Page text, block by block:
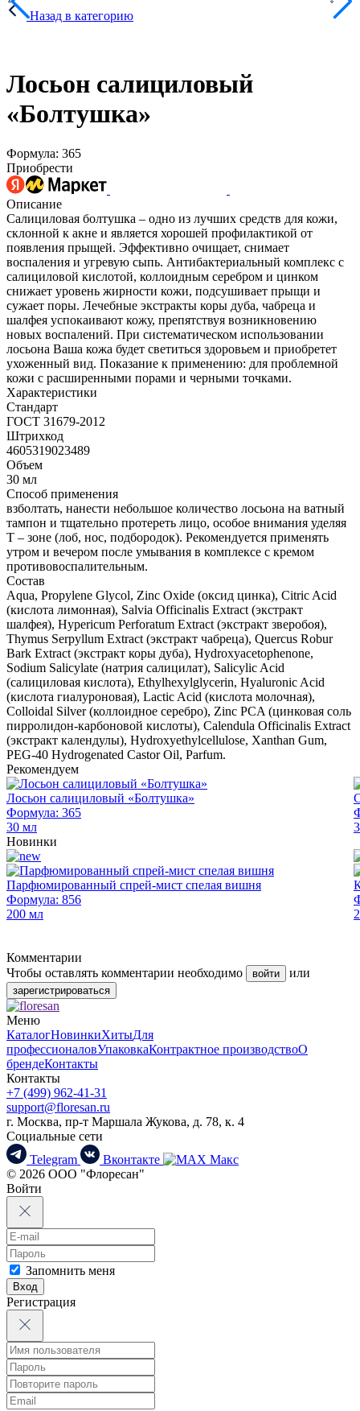
Назад в категорию
Лосьон салициловый
«Болтушка»
Формула: 365
Приобрести
Описание
Салициловая болтушка – одно из лучших средств для кожи,
склонной к акне и является хорошей профилактикой от
появления прыщей. Эффективно очищает, снимает
воспаления и угревую сыпь. Антибактериальный комплекс с
салициловой кислотой, коллоидным серебром и цинком
снижает уровень жирности кожи, подсушивает прыщи и
сужает поры. Лечебные экстракты коры дуба, чабреца и
шалфея успокаивают кожу, препятствуя возникновению
новых воспалений. При систематическом использовании
лосьона Ваша кожа будет светиться здоровьем и приобретет
ухоженный вид. Показание к применению: для проблемной
кожи с расширенными порами и черными точками.
Характеристики
Стандарт
ГОСТ 31679-2012
Штрихкод
4605319023489
Объем
30 мл
Способ применения
взболтать, нанести небольшое количество лосьона на ватный
тампон и тщательно протереть лицо, особое внимания уделяя
Т – зоне (лоб, нос, подбородок). Рекомендуется применять
утром и вечером после умывания в комплексе с кремом
противовоспалительным.
Состав
Aqua, Propylene Glycol, Zinc Oxide (оксид цинка), Citric Acid
(кислота лимонная), Salvia Officinalis Extract (экстракт
шалфея), Hypericum Perforatum Extract (экстракт зверобоя),
Thymus Serpyllum Extract (экстракт чабреца), Quercus Robur
Bark Extract (экстракт коры дуба), Hydroxyacetophenone,
Sodium Salicylate (натрия салицилат), Salicylic Acid
(салициловая кислота), Ethylhexylglycerin, Hyaluronic Acid
(кислота гиалуроновая), Lactic Acid (кислота молочная),
Colloidal Silver (коллоидное серебро), Zinc PCA (цинковая соль
пирролидон-карбоновой кислоты), Calendula Officinalis Extract
(экстракт календулы), Hydroxyethylcellulose, Xanthan Gum,
PEG-40 Hydrogenated Castor Oil, Parfum.
Рекомендуем
Лосьон салициловый «Болтушка»
Формула: 365
30 мл
Новинки
Парфюмированный спрей-мист спелая вишня
Формула: 856
200 мл
Комментарии
Чтобы оставлять комментарии необходимо
войти или
зарегистрироваться
Меню
КаталогНовинкиХитыДля
профессионаловУпаковкаКонтрактное производствоО
брендеКонтакты
Контакты
+7 (499) 962-41-31
support@floresan.ru
г. Москва, пр-т Маршала Жукова, д. 78, к. 4
Социальные сети
Telegram
Вконтакте
Макс
© 2026 ООО "Флоресан"
Войти
Запомнить меня
Вход
Регистрация